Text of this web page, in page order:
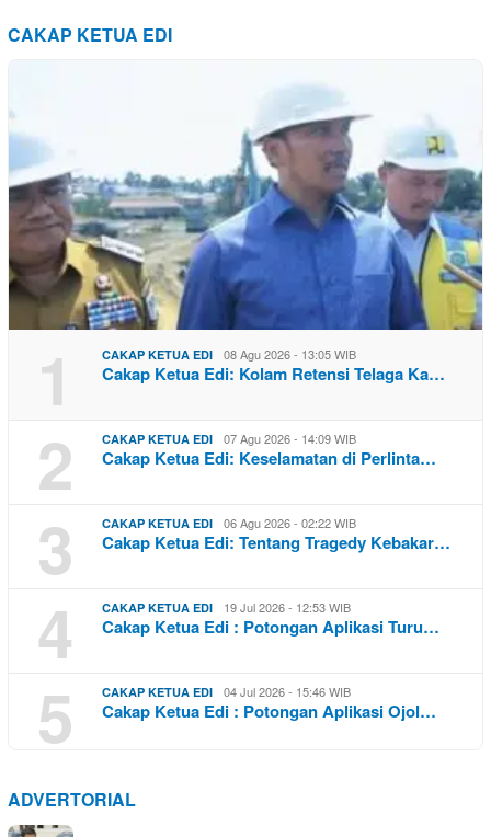
CAKAP KETUA EDI
1 CAKAP KETUA EDI 08 Agu 2026 - 13:05 WIB
Cakap Ketua Edi: Kolam Retensi Telaga Ka…
2 CAKAP KETUA EDI 07 Agu 2026 - 14:09 WIB
Cakap Ketua Edi: Keselamatan di Perlinta…
3 CAKAP KETUA EDI 06 Agu 2026 - 02:22 WIB
Cakap Ketua Edi: Tentang Tragedy Kebakar…
4 CAKAP KETUA EDI 19 Jul 2026 - 12:53 WIB
Cakap Ketua Edi : Potongan Aplikasi Turu…
5 CAKAP KETUA EDI 04 Jul 2026 - 15:46 WIB
Cakap Ketua Edi : Potongan Aplikasi Ojol…
ADVERTORIAL